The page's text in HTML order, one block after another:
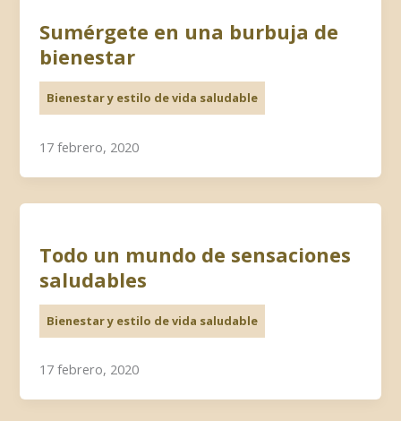
Sumérgete en una burbuja de
bienestar
Bienestar y estilo de vida saludable
17 febrero, 2020
Todo un mundo de sensaciones
saludables
Bienestar y estilo de vida saludable
17 febrero, 2020